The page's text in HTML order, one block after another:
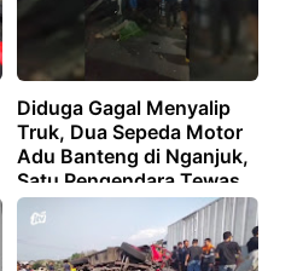
Diduga Gagal Menyalip
Truk, Dua Sepeda Motor
Adu Banteng di Nganjuk,
Satu Pengendara Tewas